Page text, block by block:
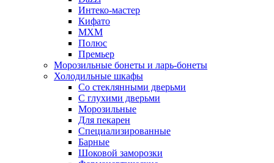
Интеко-мастер
Кифато
МХМ
Полюс
Премьер
Морозильные бонеты и ларь-бонеты
Холодильные шкафы
Со стеклянными дверьми
С глухими дверьми
Морозильные
Для пекарен
Специализированные
Барные
Шоковой заморозки